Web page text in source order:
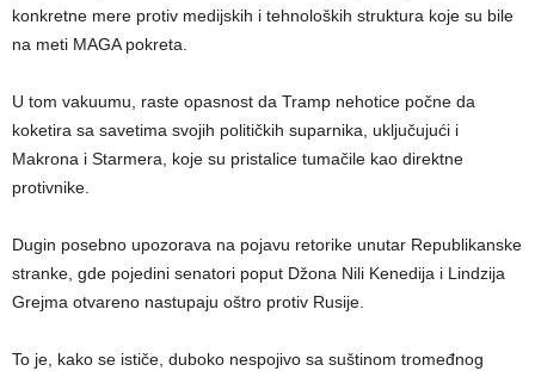
konkretne mere protiv medijskih i tehnoloških struktura koje su bile
na meti MAGA pokreta.
U tom vakuumu, raste opasnost da Tramp nehotice počne da
koketira sa savetima svojih političkih suparnika, uključujući i
Makrona i Starmera, koje su pristalice tumačile kao direktne
protivnike.
Dugin posebno upozorava na pojavu retorike unutar Republikanske
stranke, gde pojedini senatori poput Džona Nili Kenedija i Lindzija
Grejma otvareno nastupaju oštro protiv Rusije.
To je, kako se ističe, duboko nespojivo sa suštinom tromeđnog